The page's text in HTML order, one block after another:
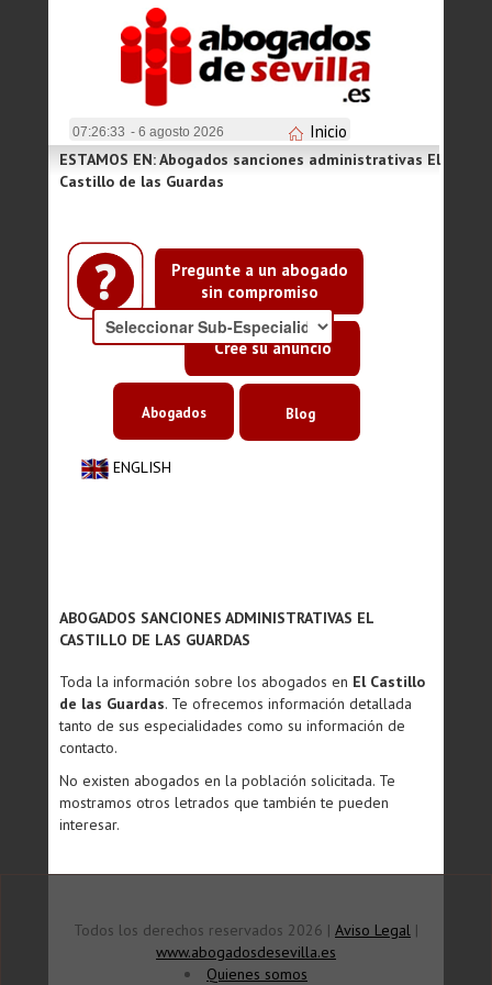
07:26:33 - 6 agosto 2026 Inicio
Pregunte a un abogado
sin compromiso
Cree su anuncio
ESTAMOS EN: Abogados sanciones administrativas El
Castillo de las Guardas
ENGLISH
Abogados Blog
ABOGADOS SANCIONES ADMINISTRATIVAS EL
CASTILLO DE LAS GUARDAS
Toda la información sobre los abogados en El Castillo
de las Guardas. Te ofrecemos información detallada
tanto de sus especialidades como su información de
contacto.
No existen abogados en la población solicitada. Te
mostramos otros letrados que también te pueden
interesar.
Todos los derechos reservados 2026 | Aviso Legal |
www.abogadosdesevilla.es
Quienes somos